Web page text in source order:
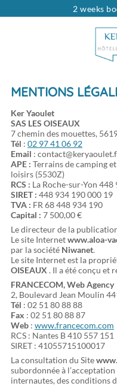
2 weeks
MENTIONS
Ker Yaoulet
SAS LES OISEAUX
7 chemin des mouettes,
Tél : 02 97 41 06 92
Email :
APE : Terrains de camping
loisirs (5530Z)
RCS : La Roche-sur-Yon 448
SIRET : 448 934 190 000 19
TVA : FR 68 448 934 190
Capital : 7 500,00 €
Le directeur de la
Le site Internetwww.aloa-
par la société Niwanet.
Le site Internet est la
OISEAUX . Il a été conçu et
FRANCECOM, Web Agency
2, Boulevard Jean Moulin
Tél : 02 51 80 88 88
Fax : 02 51 80 88 87
Web: www.francecom.com
RCS : Nantes B 410 557 151
SIRET : 41055715100017
La consultation du Site
subordonnée à
internautes, des conditions
Travelers